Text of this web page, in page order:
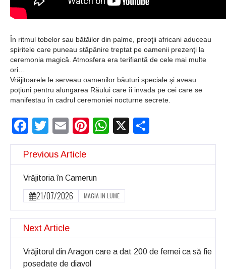
În ritmul tobelor sau bătăilor din palme, preoţii africani aduceau
spiritele care puneau stăpânire treptat pe oamenii prezenţi la
ceremonia magică. Atmosfera era terifiantă de cele mai multe
ori…
Vrăjitoarele le serveau oamenilor băuturi speciale şi aveau
poţiuni pentru alungarea Răului care îi invada pe cei care se
manifestau în cadrul ceremoniei nocturne secrete.
Facebook
Twitter
EmailPinterest
WhatsApp
X
Previous Article
Vrăjitoria în Camerun
21/07/2026 MAGIA IN LUME
Next Article
Vrăjitorul din Aragon care a dat 200 de femei ca să fie
posedate de diavol